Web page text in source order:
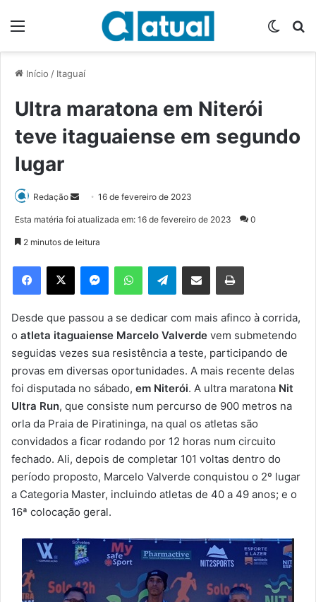
Início / Itaguaí
Ultra maratona em Niterói
teve itaguaiense em segundo
lugar
Redação
d
e
m
e
-
m
a
16 de fevereiro de 2023
Esta matéria foi atualizada em: 16 de fevereiro de 2023 0
2 minutos de leitura
Telegram
Desde que passou a se dedicar com mais afinco à corrida,
o atleta itaguaiense Marcelo Valverde vem submetendo
seguidas vezes sua resistência a teste, participando de
provas em diversas oportunidades. A mais recente delas
foi disputada no sábado, em Niterói. A ultra maratona Nit
Ultra Run, que consiste num percurso de 900 metros na
orla da Praia de Piratininga, na qual os atletas são
convidados a ficar rodando por 12 horas num circuito
fechado. Ali, depois de completar 101 voltas dentro do
período proposto, Marcelo Valverde conquistou o 2º lugar
a Categoria Master, incluindo atletas de 40 a 49 anos; e o
16ª colocação geral.